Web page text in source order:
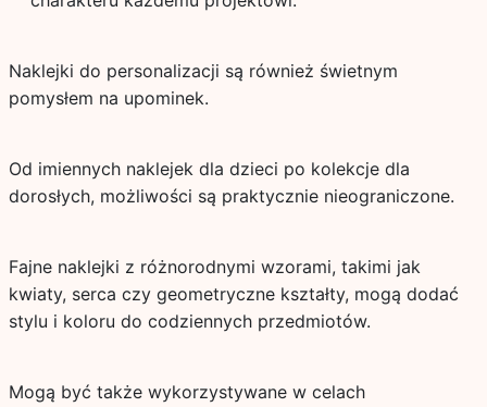
Naklejki do personalizacji są również świetnym
pomysłem na upominek.
Od imiennych naklejek dla dzieci po kolekcje dla
dorosłych, możliwości są praktycznie nieograniczone.
Fajne naklejki z różnorodnymi wzorami, takimi jak
kwiaty, serca czy geometryczne kształty, mogą dodać
stylu i koloru do codziennych przedmiotów.
Mogą być także wykorzystywane w celach